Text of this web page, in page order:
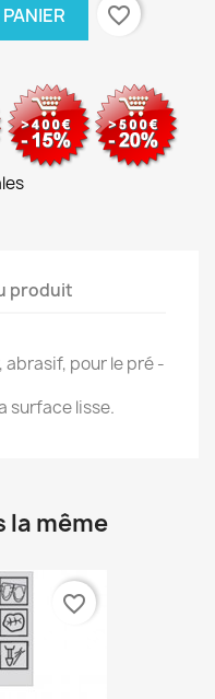
favorite_border
produit
abrasif, pour le pré -
surface lisse.
la même
favorite_border